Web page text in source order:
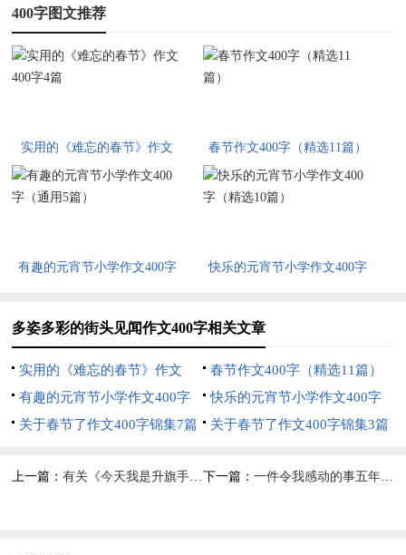
400字图文推荐
实用的《难忘的春节》作文
400字4篇
春节作文400字（精选11篇）
有趣的元宵节小学作文400字
快乐的元宵节小学作文400字
多姿多彩的街头见闻作文400字相关文章
实用的《难忘的春节》作文
400字4篇
春节作文400字（精选11篇）
有趣的元宵节小学作文400字
（通用5篇）
快乐的元宵节小学作文400字
（精选10篇）
关于春节了作文400字锦集7篇 关于春节了作文400字锦集3篇
上一篇：有关《今天我是升旗手》读后感作文400字 下一篇： 一件令我感动的事五年级叙事作文400字